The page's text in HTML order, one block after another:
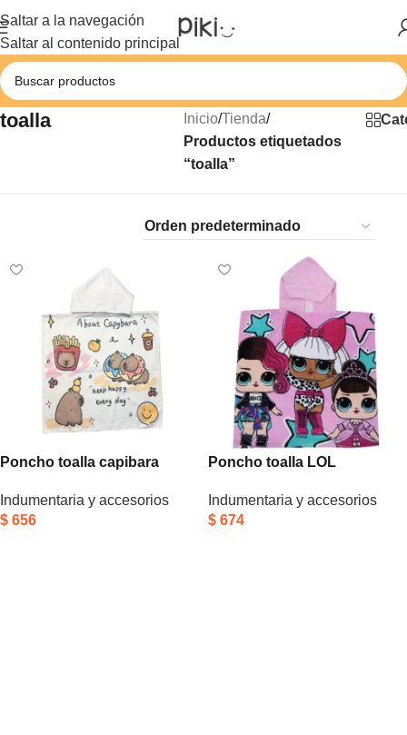
Saltar a la navegación
Saltar al contenido principal
toalla Inicio/Tienda/
Productos etiquetados
“toalla”
Poncho toalla capibara
Indumentaria y accesorios
$ 656
Poncho toalla LOL
Indumentaria y accesorios
$ 674